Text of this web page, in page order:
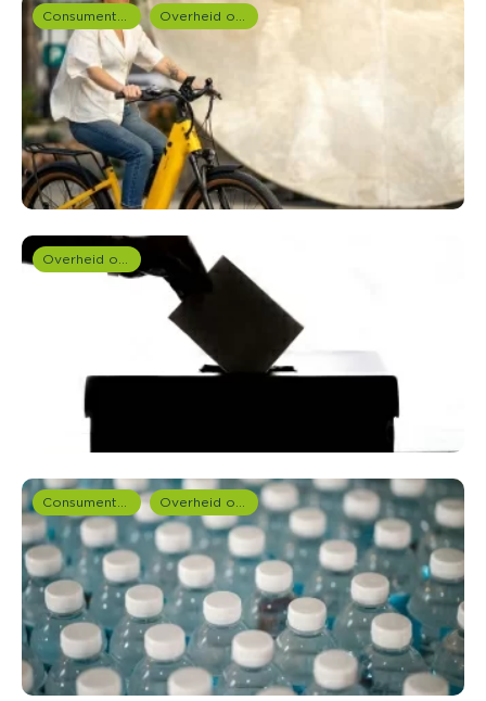
Consumentenonderzoek Overheid onderzoek
Overheid onderzoek
Consumentenonderzoek Overheid onderzoek